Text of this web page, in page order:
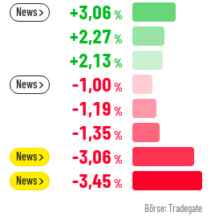
News +3,06 %
+2,27 %
+2,13 %
News -1,00 %
-1,19 %
-1,35 %
News -3,06 %
News -3,45 %
Börse: Tradegate